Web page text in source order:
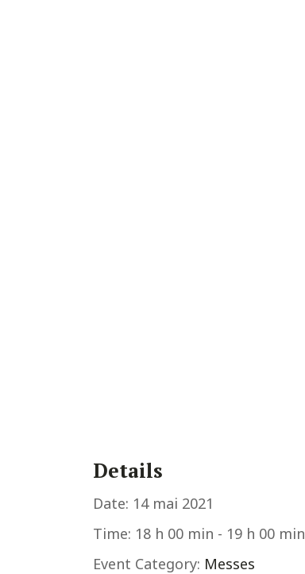
Details
Date: 14 mai 2021
Time: 18 h 00 min - 19 h 00 min
Event Category: Messes